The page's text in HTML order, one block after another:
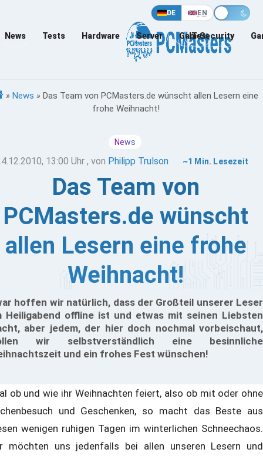
DE EN
News Tests Hardware Server Games
IT-Security
» News » Das Team von PCMasters.de wünscht allen Lesern eine
frohe Weihnacht!
News
13:00 Uhr , von Philipp Trulson ~1 Min. Lesezeit
Das Team von
PCMasters.de wünscht
allen Lesern eine frohe
Weihnacht!
hoffen wir natürlich, dass der Großteil unserer Leser
Heiligabend offline ist und etwas mit seinen Liebsten
aber jedem, der hier doch nochmal vorbeischaut,
wir selbstverständlich eine besinnliche
und ein frohes Fest wünschen!
ob und wie ihr Weihnachten feiert, also ob mit oder ohne
und Geschenken, so macht das Beste aus
wenigen ruhigen Tagen im winterlichen Schneechaos.
möchten uns jedenfalls bei allen unseren Lesern und